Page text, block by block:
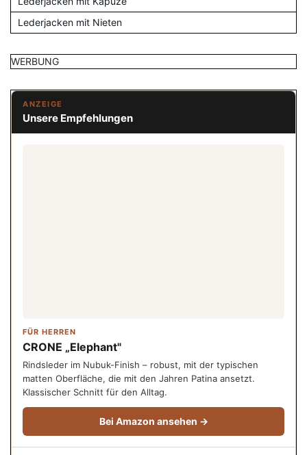
Lederjacken mit Nieten
WERBUNG
ANZEIGE
Unsere Empfehlungen
FÜR HERREN
CRONE „Elephant"
Rindsleder im Nubuk-Finish – robust, mit der typischen
matten Oberfläche, die mit den Jahren Patina ansetzt.
Klassischer Schnitt für den Alltag.
Bei Amazon ansehen →